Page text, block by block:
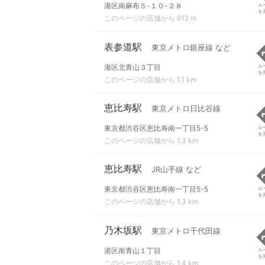
港区南麻布５-１０-２８
このページの店舗から 612 m
ル
を
表参道駅 東京メトロ銀座線 など
港区北青山３丁目
このページの店舗から 1.1 km
ル
を
恵比寿駅 東京メトロ日比谷線
東京都渋谷区恵比寿南一丁目5-5
このページの店舗から 1.3 km
ル
を
恵比寿駅 JR山手線 など
東京都渋谷区恵比寿南一丁目5-5
このページの店舗から 1.3 km
ル
を
乃木坂駅 東京メトロ千代田線
港区南青山１丁目
このページの店舗から 1.4 km
ル
を